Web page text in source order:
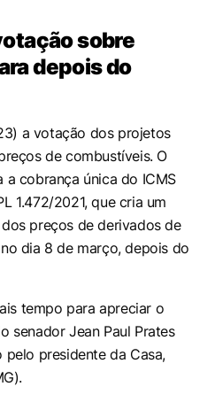
sobre
depois do
a votação dos projetos
de combustíveis. O
a cobrança única do ICMS
1.472/2021, que cria um
preços de derivados de
dia 8 de março, depois do
tempo para apreciar o
senador Jean Paul Prates
pelo presidente da Casa,